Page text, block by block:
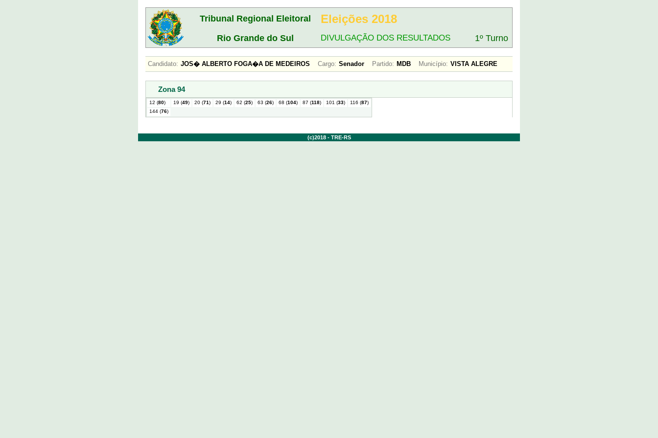
Tribunal Regional Eleitoral Eleições 2018
Rio Grande do Sul DIVULGAÇÃO DOS RESULTADOS 1º Turno
Candidato: JOS� ALBERTO FOGA�A DE MEDEIROS Cargo: Senador Partido: MDB Município: VISTA ALEGRE
Zona 94
12 (80) 19 (49) 20 (71) 29 (14) 62 (25) 63 (26) 68 (104) 87 (118) 101 (33) 116 (87)
144 (76)
(c)2018 - TRE-RS